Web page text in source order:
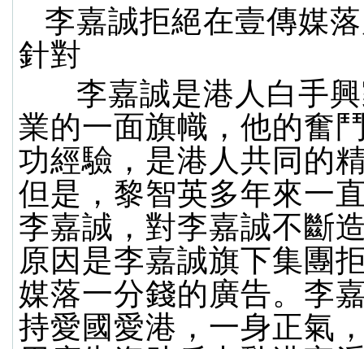
李嘉誠拒絕在壹傳媒
針對
李嘉誠是港人白手
業的一面旗幟，他的奮
功經驗，是港人共同的
但是，黎智英多年來一
李嘉誠，對李嘉誠不斷
原因是李嘉誠旗下集團
媒落一分錢的廣告。李
持愛國愛港，一身正氣